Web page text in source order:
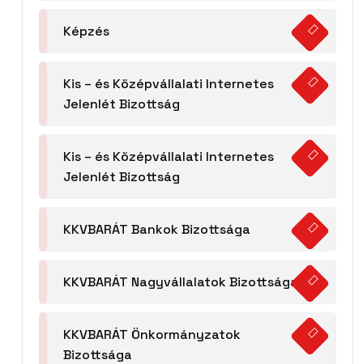
Képzés
Kis – és Középvállalati Internetes
Jelenlét Bizottság
Kis – és Középvállalati Internetes
Jelenlét Bizottság
KKVBARÁT Bankok Bizottsága
KKVBARÁT Nagyvállalatok Bizottsága
KKVBARÁT Önkormányzatok
Bizottsága